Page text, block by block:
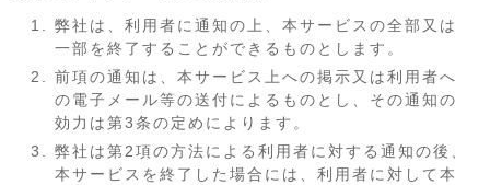
弊社は、利用者に通知の上、本サービスの全部又は
一部を終了することができるものとします。
前項の通知は、本サービス上への掲示又は利用者へ
の電子メール等の送付によるものとし、その通知の
効力は第3条の定めによります。
弊社は第2項の方法による利用者に対する通知の後、
本サービスを終了した場合には、利用者に対して本